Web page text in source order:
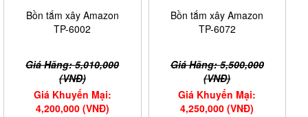
Bồn tắm xây Amazon
TP-6002
Giá Hãng: 5,010,000
(VNĐ)
Giá Khuyến Mại:
4,200,000 (VNĐ)
Bồn tắm xây Amazon
TP-6072
Giá Hãng: 5,500,000
(VNĐ)
Giá Khuyến Mại:
4,250,000 (VNĐ)